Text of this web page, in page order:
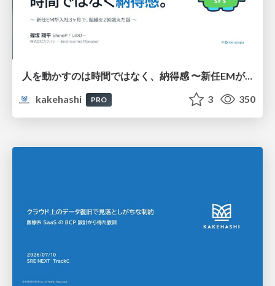
人を動かすのは時間ではなく、納得感 〜新任EMが入社3ヶ月、組織を2回変えた話〜
kakehashi
PRO 3 350